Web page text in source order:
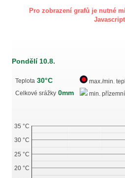
Pro zobrazení grafů je nutné
Pondělí 10.8.
Teplota 30°C
max./min.
Celkové srážky 0mm min.
20 °C
25 °C
30 °C
35 °C